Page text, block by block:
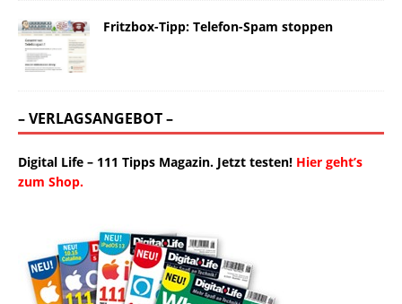
Fritzbox-Tipp: Telefon-Spam stoppen
– VERLAGSANGEBOT –
Digital Life – 111 Tipps Magazin. Jetzt testen! Hier geht’s
zum Shop.